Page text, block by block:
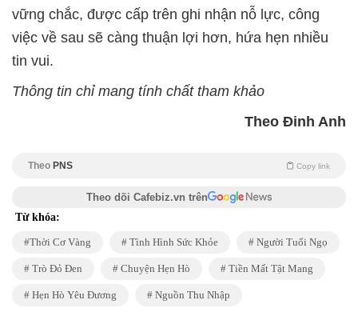
vững chắc, được cấp trên ghi nhận nỗ lực, công
việc về sau sẽ càng thuận lợi hơn, hứa hẹn nhiều
tin vui.
Thông tin chỉ mang tính chất tham khảo
Theo Đinh Anh
Theo PNS Copy link
Theo dõi Cafebiz.vn trên
Từ khóa:
Thời Cơ Vàng Tình Hình Sức Khỏe Người Tuổi Ngọ
Trò Đỏ Đen Chuyện Hẹn Hò Tiền Mất Tật Mang
Hẹn Hò Yêu Đương Nguồn Thu Nhập